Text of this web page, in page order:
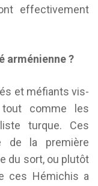
effectivement
arménienne ?
et méfiants vis-
tout comme les
turque. Ces
de la première
du sort, ou plutôt
ces Hémichis a